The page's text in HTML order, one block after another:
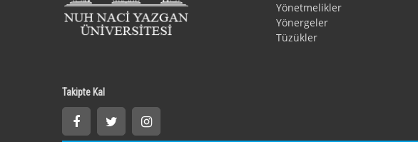
Takipte Kal
Yönetmelikler
Yönergeler
Tüzükler